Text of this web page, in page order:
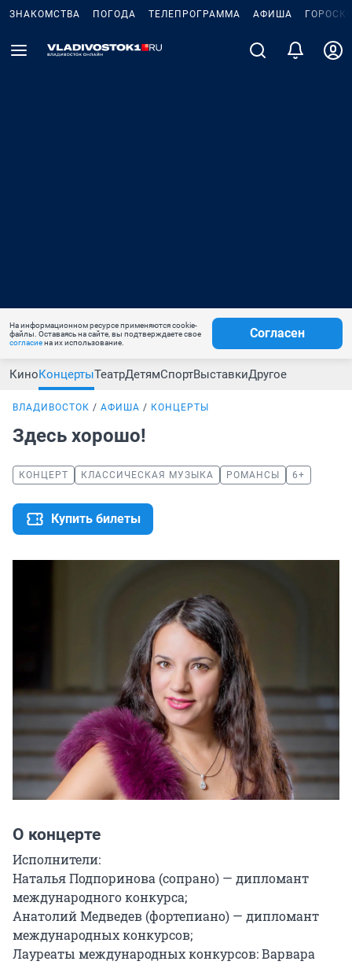
ЗНАКОМСТВА ПОГОДА ТЕЛЕПРОГРАММА АФИША
На информационном ресурсе применяются cookie-
файлы. Оставаясь на сайте, вы подтверждаете свое
согласиена их использование.
Согласен
КиноКонцертыТеатрДетямСпортВыставкиДругое
ВЛАДИВОСТОК АФИША КОНЦЕРТЫ
Здесь хорошо!
КОНЦЕРТ КЛАССИЧЕСКАЯ МУЗЫКА РОМАНСЫ 6+
Купить билеты
О концерте
Исполнители:
Наталья Подпоринова (сопрано) — дипломант
международного конкурса;
Анатолий Медведев (фортепиано) — дипломант
международных конкурсов;
Лауреаты международных конкурсов: Варвара